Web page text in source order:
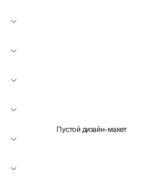
Пустой дизайн-макет